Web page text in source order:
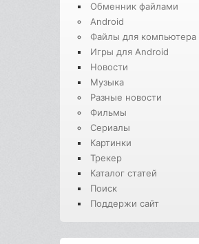
Обменник файлами
Android
Файлы для компьютера
Игры для Android
Новости
Музыка
Разные новости
Фильмы
Сериалы
Картинки
Трекер
Каталог статей
Поиск
Поддержи сайт